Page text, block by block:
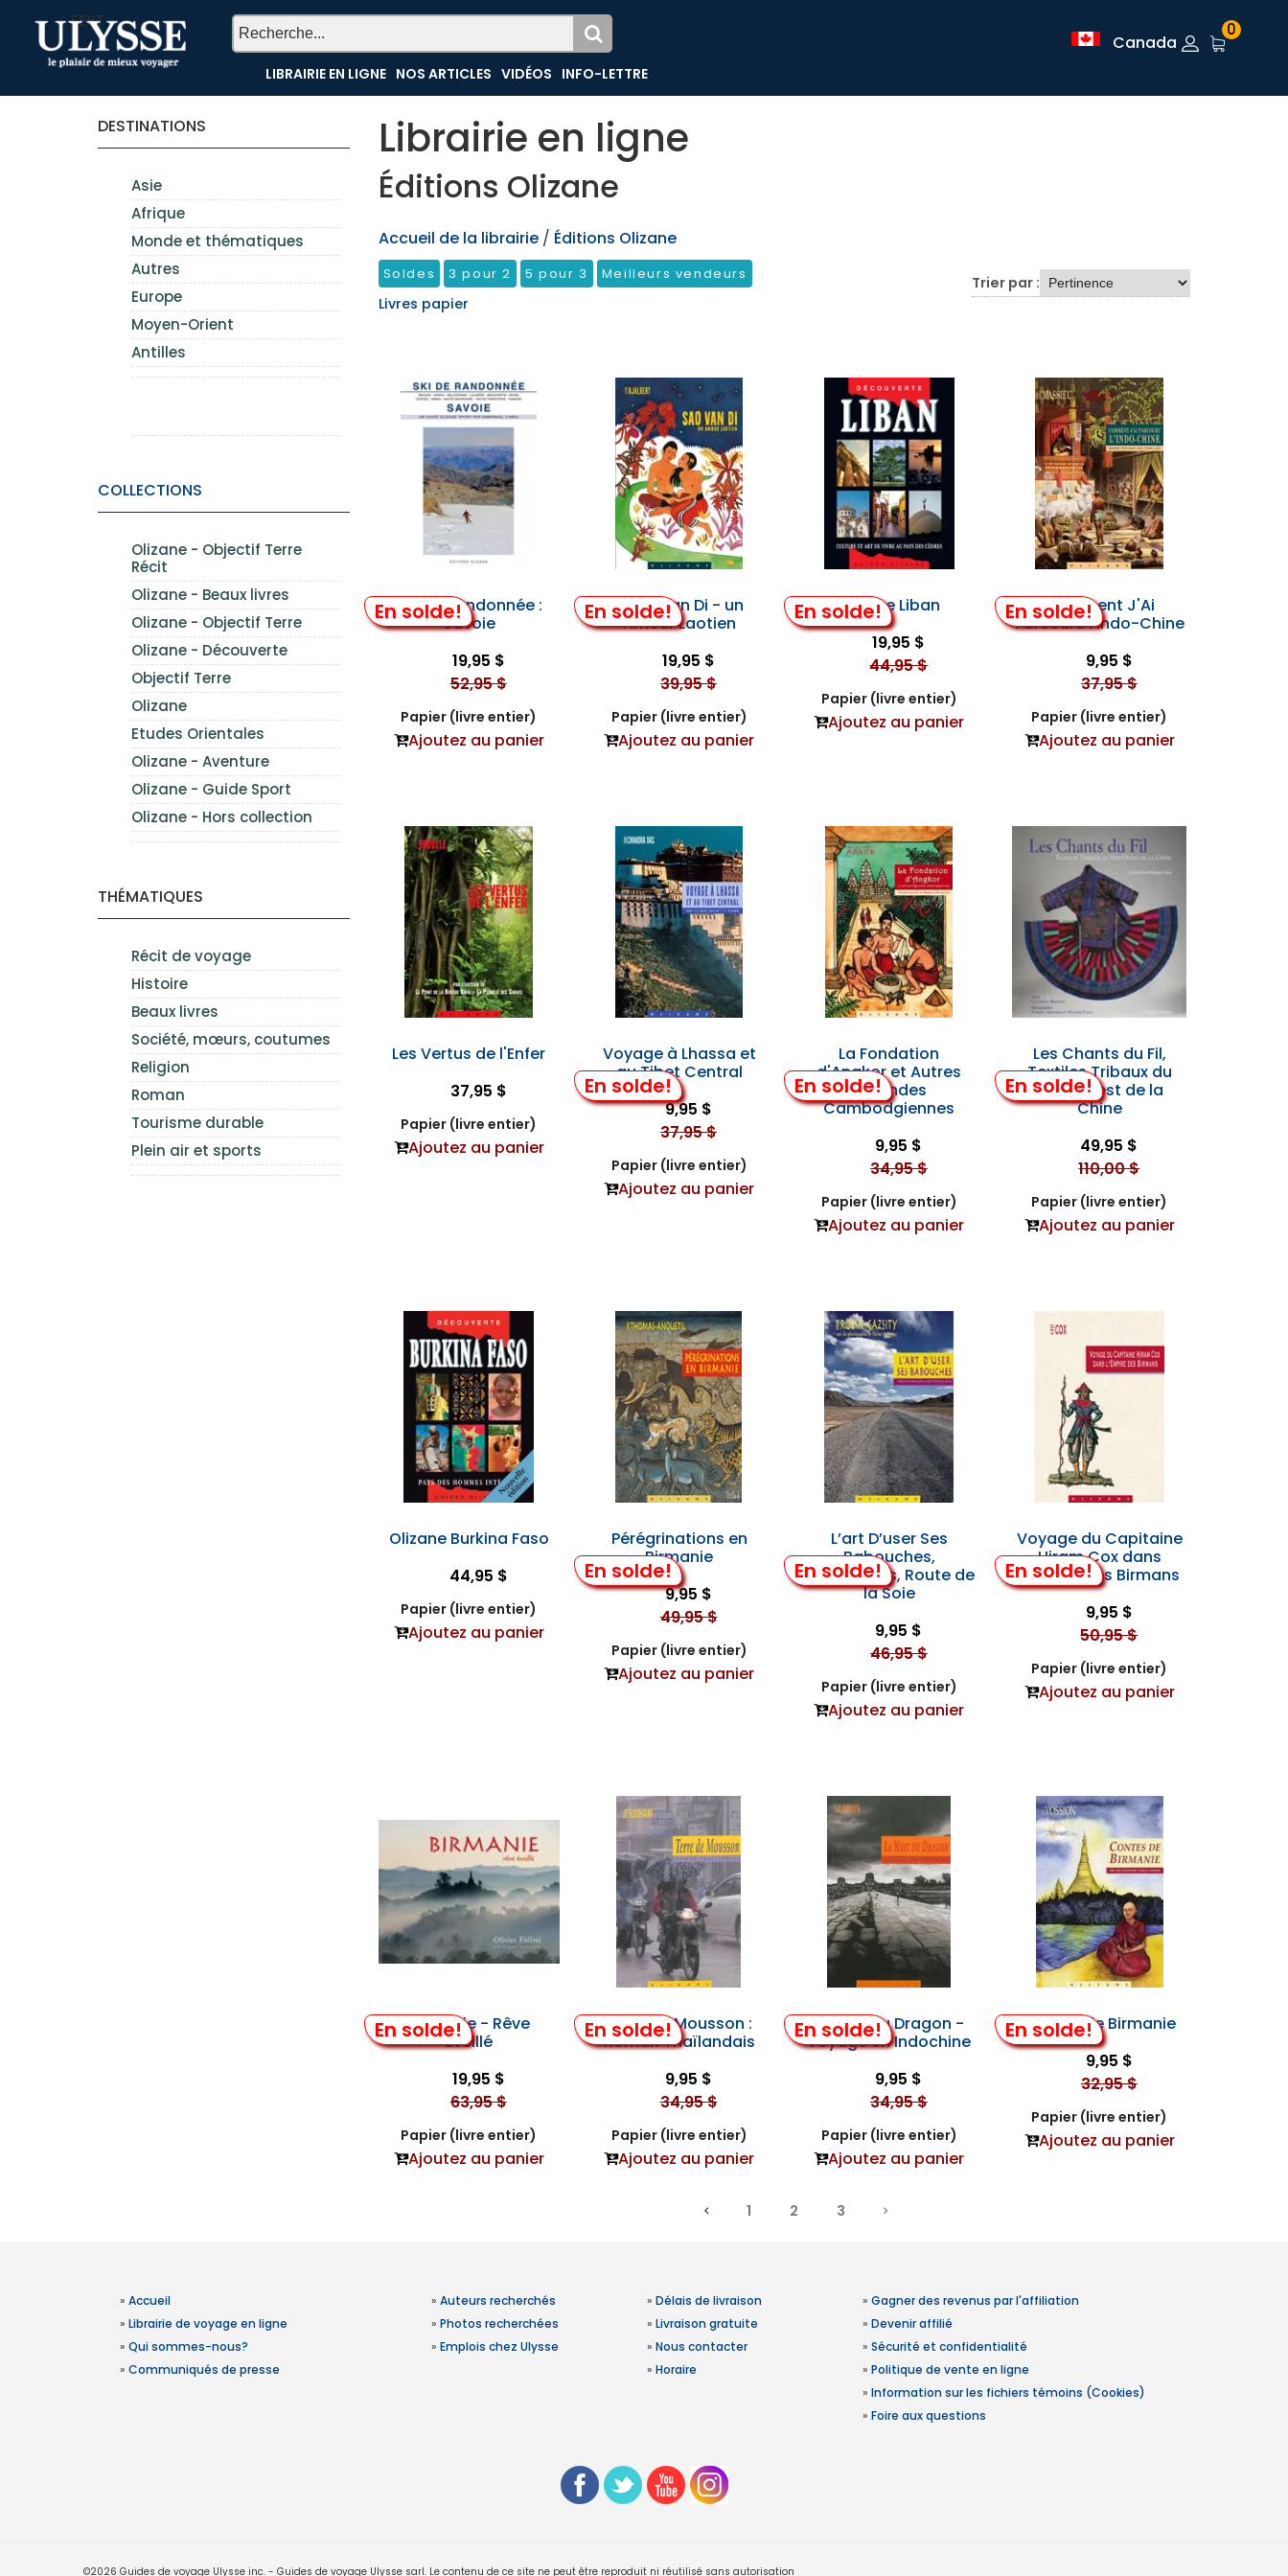
TEST
LIBRAIRIE EN LIGNE NOS ARTICLES VIDÉOS INFO-LETTRE
Canada
0
DESTINATIONS
Asie
Afrique
Monde et thématiques
Autres
Europe
Moyen-Orient
Antilles
COLLECTIONS
Olizane - Objectif Terre
Récit
Olizane - Beaux livres
Olizane - Objectif Terre
Olizane - Découverte
Objectif Terre
Olizane
Etudes Orientales
Olizane - Aventure
Olizane - Guide Sport
Olizane - Hors collection
THÉMATIQUES
Récit de voyage
Histoire
Beaux livres
Société, mœurs, coutumes
Religion
Roman
Tourisme durable
Plein air et sports
Librairie en ligne
Éditions Olizane
Accueil de la librairie / Éditions Olizane
Soldes 3 pour 2 5 pour 3 Meilleurs vendeurs
Livres papier
Trier par :
En solde!
Ski de Randonnée :
Savoie
19,95 $
52,95 $
Papier (livre entier)
Ajoutez au panier
En solde!
Saoo Van Di - un
Amour Laotien
19,95 $
39,95 $
Papier (livre entier)
Ajoutez au panier
En solde!Olizane Liban
19,95 $
44,95 $
Papier (livre entier)
Ajoutez au panier
En solde!
Comment J'Ai
Parcouru l'Indo-Chine
9,95 $
37,95 $
Papier (livre entier)
Ajoutez au panier
Les Vertus de l'Enfer
37,95 $
Papier (livre entier)
Ajoutez au panier
En solde!
Voyage à Lhassa et
au Tibet Central
9,95 $
37,95 $
Papier (livre entier)
Ajoutez au panier
En solde!
La Fondation
d'Angkor et Autres
Légendes
Cambodgiennes
9,95 $
34,95 $
Papier (livre entier)
Ajoutez au panier
En solde!
Les Chants du Fil,
Textiles Tribaux du
Sud-Ouest de la
Chine
49,95 $
110,00 $
Papier (livre entier)
Ajoutez au panier
Olizane Burkina Faso
44,95 $
Papier (livre entier)
Ajoutez au panier
En solde!
Pérégrinations en
Birmanie
9,95 $
49,95 $
Papier (livre entier)
Ajoutez au panier
En solde!
L’art D’user Ses
Babouches,
Tribulations, Route de
la Soie
9,95 $
46,95 $
Papier (livre entier)
Ajoutez au panier
En solde!
Voyage du Capitaine
Hiram Cox dans
l'Empire des Birmans
9,95 $
50,95 $
Papier (livre entier)
Ajoutez au panier
En solde!
Birmanie - Rêve
Éveillé
19,95 $
63,95 $
Papier (livre entier)
Ajoutez au panier
En solde!
Terre de Mousson :
Roman Thaïlandais
9,95 $
34,95 $
Papier (livre entier)
Ajoutez au panier
En solde!
La Nuit du Dragon -
Voyage en Indochine
9,95 $
34,95 $
Papier (livre entier)
Ajoutez au panier
En solde!
Contes de Birmanie
9,95 $
32,95 $
Papier (livre entier)
Ajoutez au panier
1 2 3
» Accueil
» Librairie de voyage en ligne
» Qui sommes-nous?
» Communiqués de presse
» Auteurs recherchés
» Photos recherchées
» Emplois chez Ulysse
» Délais de livraison
» Livraison gratuite
» Nous contacter
» Horaire
» Gagner des revenus par l'affiliation
» Devenir affilié
» Sécurité et confidentialité
» Politique de vente en ligne
» Information sur les fichiers témoins (Cookies)
» Foire aux questions
©2026 Guides de voyage Ulysse inc. - Guides de voyage Ulysse sarl. Le contenu de ce site ne peut être reproduit ni réutilisé sans autorisation